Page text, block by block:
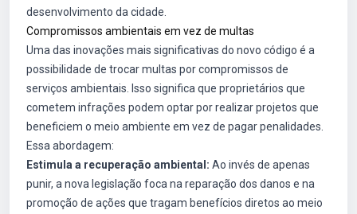
desenvolvimento da cidade.
Compromissos ambientais em vez de multas
Uma das inovações mais significativas do novo código é a
possibilidade de trocar multas por compromissos de
serviços ambientais. Isso significa que proprietários que
cometem infrações podem optar por realizar projetos que
beneficiem o meio ambiente em vez de pagar penalidades.
Essa abordagem:
Estimula a recuperação ambiental: Ao invés de apenas
punir, a nova legislação foca na reparação dos danos e na
promoção de ações que tragam benefícios diretos ao meio